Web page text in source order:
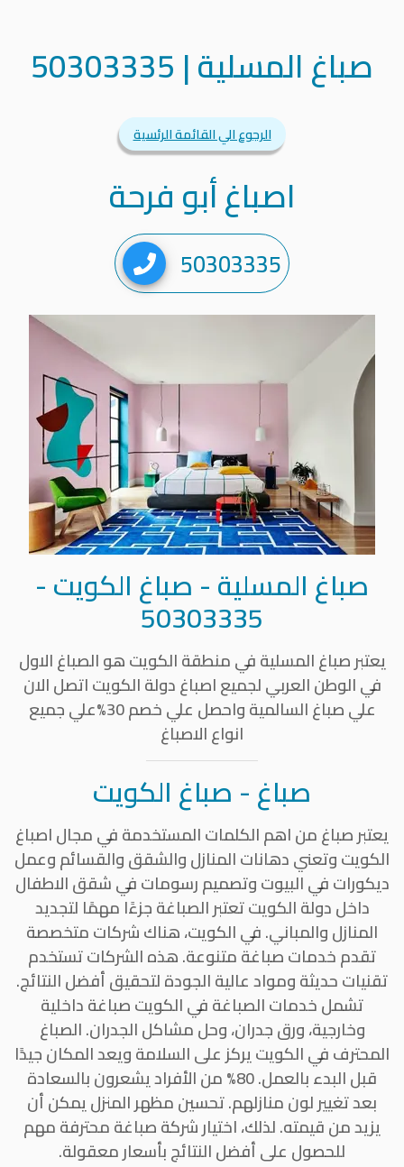
صباغ المسلية|
50303335
الرجوع الي القائمة الرئسية
اصباغ أبو فرحة
50303335
صباغ المسلية- صباغ الكويت -
50303335
يعتبرصباغ المسليةفي منطقة الكويت هو الصباغ الاول
في الوطن العربي لجميع اصباغ دولة الكويت اتصل الان
علي صباغ السالمية واحصل علي خصم 30%علي جميع
انواع الاصباغ
صباغ - صباغ الكويت
يعتبر صباغ من اهم الكلمات المستخدمة في مجال اصباغ
الكويت وتعني دهانات المنازل والشقق والقسائم وعمل
ديكورات في البيوت وتصميم رسومات في شقق الاطفال
داخل دولة الكويت تعتبر الصباغة جزءًا مهمًا لتجديد
المنازل والمباني. في الكويت، هناك شركات متخصصة
تقدم خدمات صباغة متنوعة. هذه الشركات تستخدم
تقنيات حديثة ومواد عالية الجودة لتحقيق أفضل النتائج.
تشمل خدمات الصباغة في الكويت صباغة داخلية
وخارجية، ورق جدران، وحل مشاكل الجدران. الصباغ
المحترف في الكويت يركز على السلامة ويعد المكان جيدًا
قبل البدء بالعمل. 80% من الأفراد يشعرون بالسعادة
بعد تغيير لون منازلهم. تحسين مظهر المنزل يمكن أن
يزيد من قيمته. لذلك، اختيار شركة صباغة محترفة مهم
للحصول على أفضل النتائج بأسعار معقولة.